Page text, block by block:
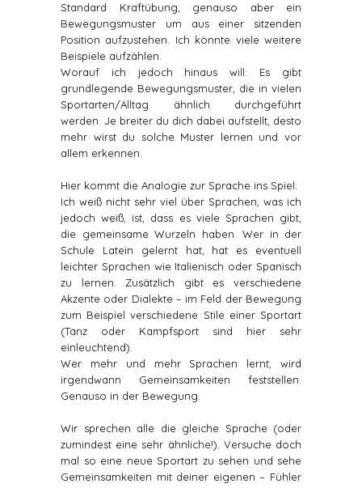
Standard Kraftübung, genauso aber ein
Bewegungsmuster um aus einer sitzenden
Position aufzustehen. Ich könnte viele weitere
Beispiele aufzählen.
Worauf ich jedoch hinaus will: Es gibt
grundlegende Bewegungsmuster, die in vielen
Sportarten/Alltag ähnlich durchgeführt
werden. Je breiter du dich dabei aufstellt, desto
mehr wirst du solche Muster lernen und vor
allem erkennen.
Hier kommt die Analogie zur Sprache ins Spiel:
Ich weiß nicht sehr viel über Sprachen, was ich
jedoch weiß, ist, dass es viele Sprachen gibt,
die gemeinsame Wurzeln haben. Wer in der
Schule Latein gelernt hat, hat es eventuell
leichter Sprachen wie Italienisch oder Spanisch
zu lernen. Zusätzlich gibt es verschiedene
Akzente oder Dialekte – im Feld der Bewegung
zum Beispiel verschiedene Stile einer Sportart
(Tanz oder Kampfsport sind hier sehr
einleuchtend).
Wer mehr und mehr Sprachen lernt, wird
irgendwann Gemeinsamkeiten feststellen.
Genauso in der Bewegung.
Wir sprechen alle die gleiche Sprache (oder
zumindest eine sehr ähnliche!). Versuche doch
mal so eine neue Sportart zu sehen und sehe
Gemeinsamkeiten mit deiner eigenen – Fühler